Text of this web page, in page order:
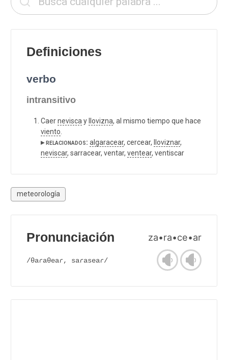
Definiciones
verbo
intransitivo
Caernevisca y llovizna, al mismo tiempo que hace
viento
▸ relacionados: algaracear, cercear, lloviznar,
neviscar, sarracear, ventar, ventear, ventiscar
meteorología
Pronunciación za•ra•ce•ar
/θaɾaθeaɾ, saɾaseaɾ/